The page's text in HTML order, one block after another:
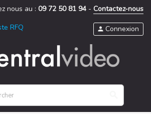
nous au : 09 72 50 81 94 - Contactez-nous
RFQ person Connexion